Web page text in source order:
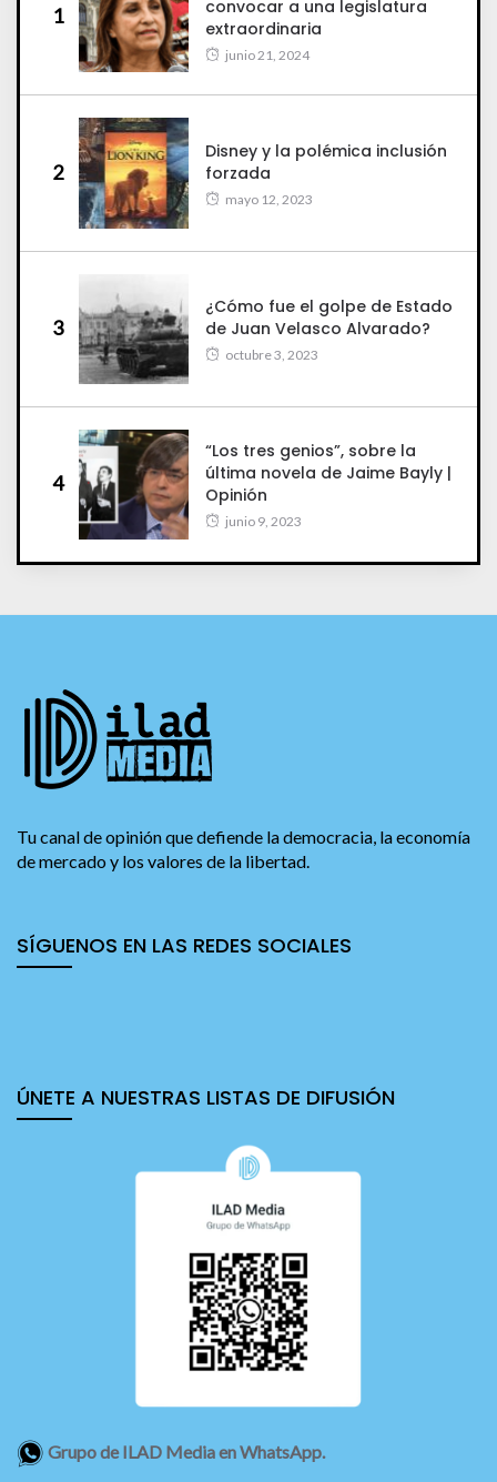
1
convocar a una legislatura
extraordinaria
junio 21, 2024
2
Disney y la polémica inclusión
forzada
mayo 12, 2023
3
¿Cómo fue el golpe de Estado
de Juan Velasco Alvarado?
octubre 3, 2023
4
“Los tres genios”, sobre la
última novela de Jaime Bayly |
Opinión
junio 9, 2023
Tu canal de opinión que defiende la democracia, la economía
de mercado y los valores de la libertad.
SÍGUENOS EN LAS REDES SOCIALES
ÚNETE A NUESTRAS LISTAS DE DIFUSIÓN
Grupo de ILAD Media en WhatsApp.